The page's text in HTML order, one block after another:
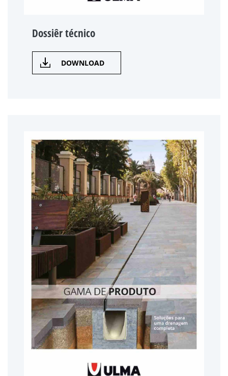
Dossiêr técnico
DOWNLOAD